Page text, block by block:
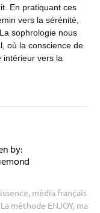
En pratiquant ces
vers la sérénité,
sophrologie nous
où la conscience de
intérieur vers la
by:
média français
méthode ENJOY, ma